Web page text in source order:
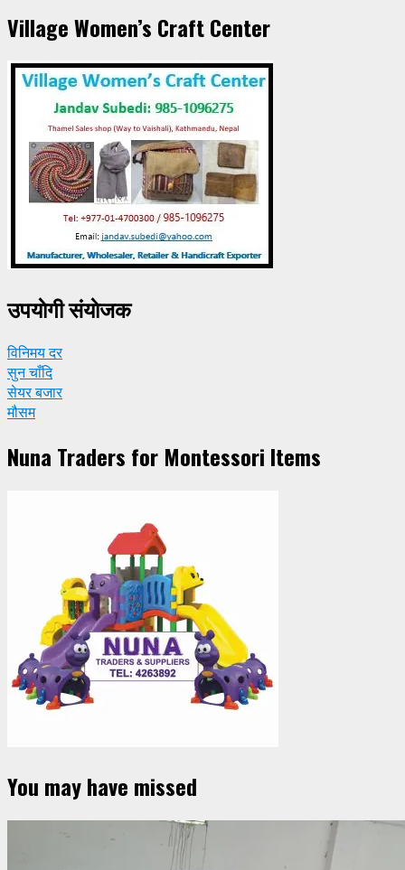
Village Women’s Craft Center
उपयाेगी संयाेजक
विनिमय दर
सुन चाँदि
सेयर बजार
मौसम
Nuna Traders for Montessori Items
You may have missed